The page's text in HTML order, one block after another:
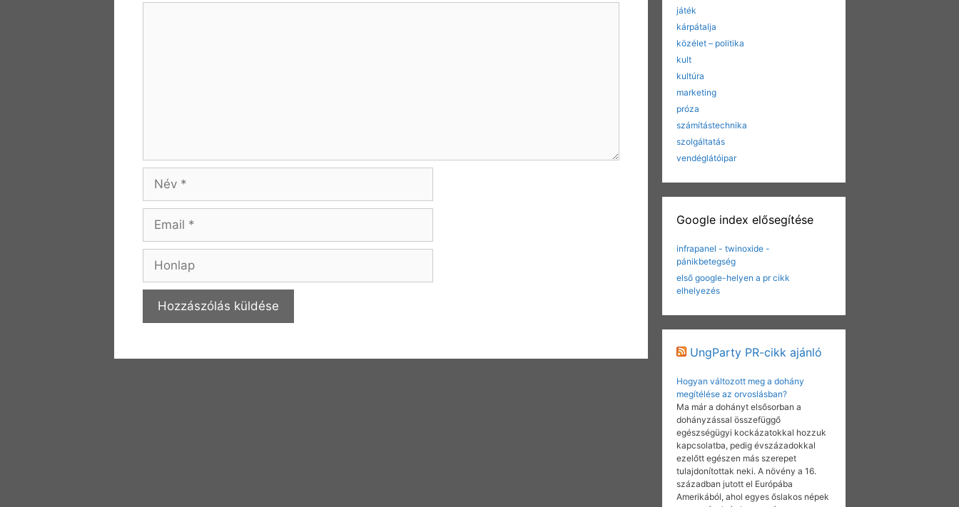
Név
Email
Honlap
játék
kárpátalja
közélet – politika
kult
kultúra
marketing
próza
számítástechnika
szolgáltatás
vendéglátóipar
Google index elősegítése
infrapanel - twinoxide -
pánikbetegség
első google-helyen a pr cikk
elhelyezés
UngParty PR-cikk ajánló
Hogyan változott meg a dohány
megítélése az orvoslásban?
Ma már a dohányt elsősorban a
dohányzással összefüggő
egészségügyi kockázatokkal hozzuk
kapcsolatba, pedig évszázadokkal
ezelőtt egészen más szerepet
tulajdonítottak neki. A növény a 16.
században jutott el Európába
Amerikából, ahol egyes őslakos népek